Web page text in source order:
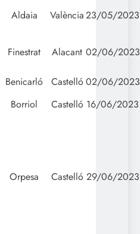
Aldaia València23/05/2023
Finestrat Alacant 02/06/2023
Benicarló Castelló02/06/2023
Borriol Castelló 16/06/2023
Orpesa Castelló 29/06/2023